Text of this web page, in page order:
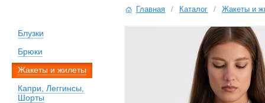
Блузки
Брюки
Жакеты и жилеты
Капри, Леггинсы,
Шорты
Главная / Каталог / Жакеты и